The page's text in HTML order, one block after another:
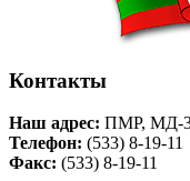
Контакты
Наш адрес: ПМР, МД-
Телефон: (533) 8-19-11
Факс: (533) 8-19-11